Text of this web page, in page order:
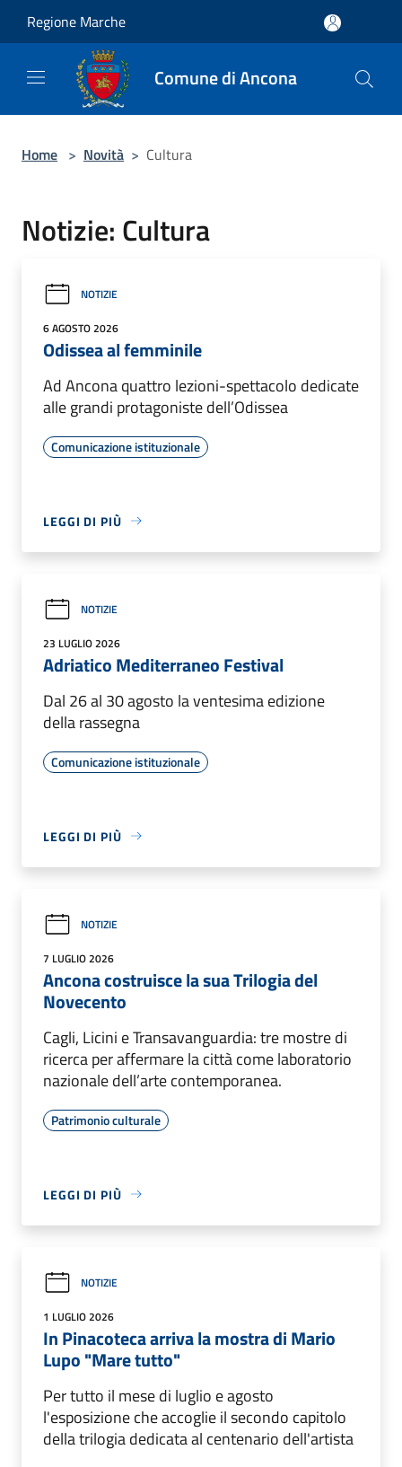
Regione Marche
Comune di Ancona
Home > Novità > Cultura
Notizie: Cultura
NOTIZIE
6 AGOSTO 2026
Odissea al femminile
Ad Ancona quattro lezioni-spettacolo dedicate
alle grandi protagoniste dell’Odissea
Comunicazione istituzionale
LEGGI DI PIÙ
NOTIZIE
23 LUGLIO 2026
Adriatico Mediterraneo Festival
Dal 26 al 30 agosto la ventesima edizione
della rassegna
Comunicazione istituzionale
LEGGI DI PIÙ
NOTIZIE
7 LUGLIO 2026
Ancona costruisce la sua Trilogia del
Novecento
Cagli, Licini e Transavanguardia: tre mostre di
ricerca per affermare la città come laboratorio
nazionale dell’arte contemporanea.
Patrimonio culturale
LEGGI DI PIÙ
NOTIZIE
1 LUGLIO 2026
In Pinacoteca arriva la mostra di Mario
Lupo "Mare tutto"
Per tutto il mese di luglio e agosto
l'esposizione che accoglie il secondo capitolo
della trilogia dedicata al centenario dell'artista